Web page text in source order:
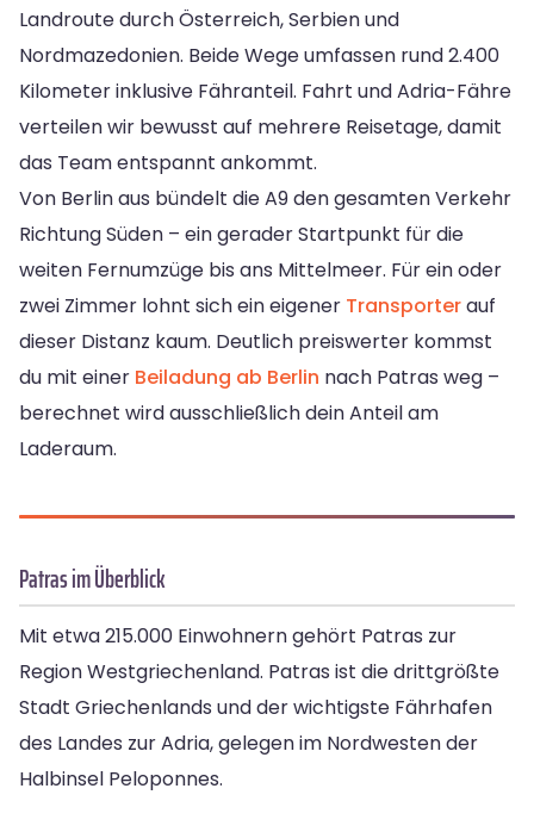
Landroute durch Österreich, Serbien und
Nordmazedonien. Beide Wege umfassen rund 2.400
Kilometer inklusive Fähranteil. Fahrt und Adria-Fähre
verteilen wir bewusst auf mehrere Reisetage, damit
das Team entspannt ankommt.
Von Berlin aus bündelt die A9 den gesamten Verkehr
Richtung Süden – ein gerader Startpunkt für die
weiten Fern­umzüge bis ans Mittelmeer. Für ein oder
zwei Zimmer lohnt sich ein eigener Transporterauf
dieser Distanz kaum. Deutlich preiswerter kommst
du mit einer Beiladung ab Berlin nach Patras weg –
berechnet wird ausschließlich dein Anteil am
Laderaum.
Patras im Überblick
Mit etwa 215.000 Einwohnern gehört Patras zur
Region Westgriechenland. Patras ist die drittgrößte
Stadt Griechenlands und der wichtigste Fährhafen
des Landes zur Adria, gelegen im Nordwesten der
Halbinsel Peloponnes.